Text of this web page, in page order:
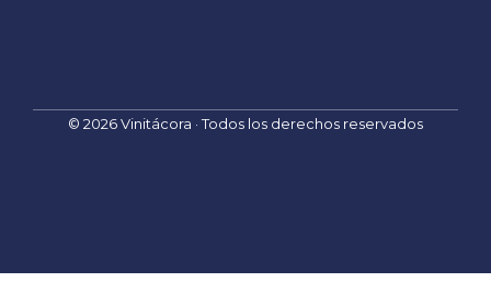
© 2026 Vinitácora · Todos los derechos reservados